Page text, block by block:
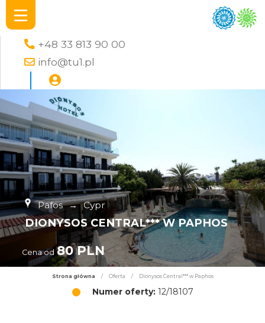
+48 33 813 90 00
info@tu1.pl
Pafos → Cypr
DIONYSOS CENTRAL*** W PAPHOS
Cena od 80 PLN
Strona główna / Oferta / Dionysos Central*** w Paphos
Numer oferty:12/18107